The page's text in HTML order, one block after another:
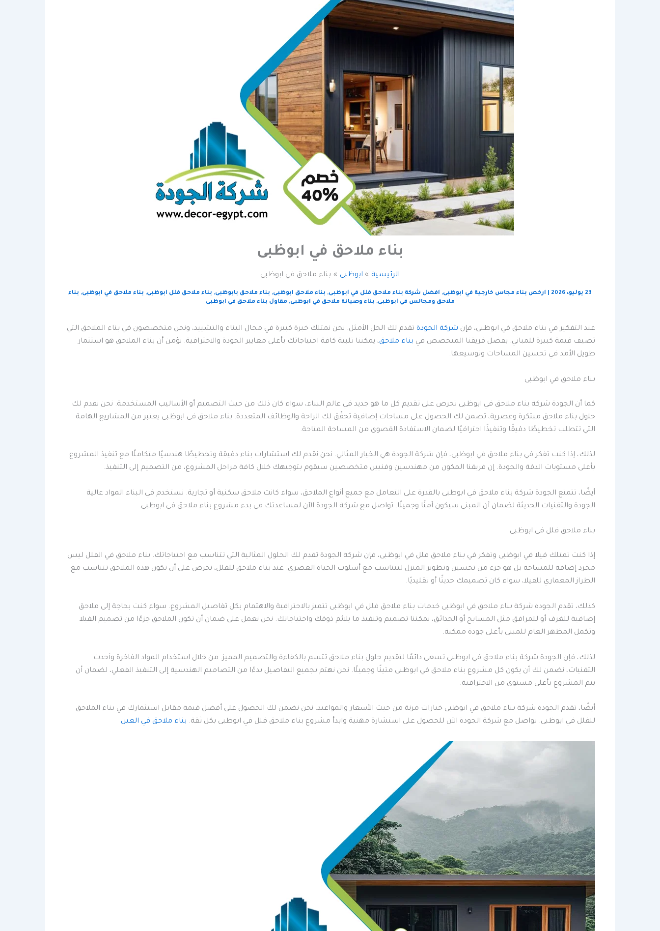
بناء ملاحق في ابوظبى
الرئيسية ابوظبي بناء ملاحق في ابوظبى
23 يوليو، 2026 ارخص بناء مجاس خارجية في ابوظبى, افضل شركة بناء ملاحق فلل في ابوظبى, بناء ملاحق ابوظبى, بناء ملاحق بابوظبى, بناء ملاحق فلل ابوظبى, بناء ملاحق في ابوظبى, بناء
ملاحق ومجالس في ابوظبى, بناء وصيانة ملاحق في ابوظبى, مقاول بناء ملاحق في ابوظبى
عند التفكير في بناء ملاحق في ابوظبى، فإن شركة الجودة تقدم لك الحل الأمثل. نحن نمتلك خبرة كبيرة في مجال البناء والتشييد، ونحن متخصصون في بناء الملاحق التي
تضيف قيمة كبيرة للمباني. بفضل فريقنا المتخصص في بناء ملاحق، يمكننا تلبية كافة احتياجاتك بأعلى معايير الجودة والاحترافية. نؤمن أن بناء الملاحق هو استثمار
طويل الأمد في تحسين المساحات وتوسيعها.
بناء ملاحق في ابوظبى
كما أن الجودة شركة بناء ملاحق في ابوظبى تحرص على تقديم كل ما هو جديد في عالم البناء، سواء كان ذلك من حيث التصميم أو الأساليب المستخدمة. نحن نقدم لك
حلول بناء ملاحق مبتكرة وعصرية، تضمن لك الحصول على مساحات إضافية تحقّق لك الراحة والوظائف المتعددة. بناء ملاحق في ابوظبى يعتبر من المشاريع الهامة
التي تتطلب تخطيطًا دقيقًا وتنفيذًا احترافيًا لضمان الاستفادة القصوى من المساحة المتاحة.
لذلك، إذا كنت تفكر في بناء ملاحق في ابوظبى، فإن شركة الجودة هي الخيار المثالي. نحن نقدم لك استشارات بناء دقيقة وتخطيطًا هندسيًا متكاملًا مع تنفيذ المشروع
بأعلى مستويات الدقة والجودة. إن فريقنا المكون من مهندسين وفنيين متخصصين سيقوم بتوجيهك خلال كافة مراحل المشروع، من التصميم إلى التنفيذ.
أيضًا، تتمتع الجودة شركة بناء ملاحق في ابوظبى بالقدرة على التعامل مع جميع أنواع الملاحق، سواء كانت ملاحق سكنية أو تجارية. نستخدم في البناء المواد عالية
الجودة والتقنيات الحديثة لضمان أن المبنى سيكون آمنًا وجميلًا. تواصل مع شركة الجودة الآن لمساعدتك في بدء مشروع بناء ملاحق في ابوظبى.
بناء ملاحق فلل في ابوظبى
إذا كنت تمتلك فيلا في ابوظبى وتفكر في بناء ملاحق فلل في ابوظبى، فإن شركة الجودة تقدم لك الحلول المثالية التي تتناسب مع احتياجاتك. بناء ملاحق في الفلل ليس
مجرد إضافة للمساحة بل هو جزء من تحسين وتطوير المنزل ليتناسب مع أسلوب الحياة العصري. عند بناء ملاحق للفلل، نحرص على أن تكون هذه الملاحق تتناسب مع
الطراز المعماري للفيلا، سواء كان تصميمك حديثًا أو تقليديًا.
كذلك، تقدم الجودة شركة بناء ملاحق في ابوظبى خدمات بناء ملاحق فلل في ابوظبى تتميز بالاحترافية والاهتمام بكل تفاصيل المشروع. سواء كنت بحاجة إلى ملاحق
إضافية للغرف أو للمرافق مثل المسابح أو الحدائق، يمكننا تصميم وتنفيذ ما يلائم ذوقك واحتياجاتك. نحن نعمل على ضمان أن تكون الملاحق جزءًا من تصميم الفيلا
وتكمل المظهر العام للمبنى بأعلى جودة ممكنة.
لذلك، فإن الجودة شركة بناء ملاحق في ابوظبى تسعى دائمًا لتقديم حلول بناء ملاحق تتسم بالكفاءة والتصميم المميز. من خلال استخدام المواد الفاخرة وأحدث
التقنيات، نضمن لك أن يكون كل مشروع بناء ملاحق في ابوظبى متينًا وجميلًا. نحن نهتم بجميع التفاصيل بدءًا من التصاميم الهندسية إلى التنفيذ الفعلي، لضمان أن
يتم المشروع بأعلى مستوى من الاحترافية.
أيضًا، تقدم الجودة شركة بناء ملاحق في ابوظبى خيارات مرنة من حيث الأسعار والمواعيد. نحن نضمن لك الحصول على أفضل قيمة مقابل استثمارك في بناء الملاحق
للفلل في ابوظبى. تواصل مع شركة الجودة الآن للحصول على استشارة مهنية وابدأ مشروع بناء ملاحق فلل في ابوظبى بكل ثقة. بناء ملاحق في العين